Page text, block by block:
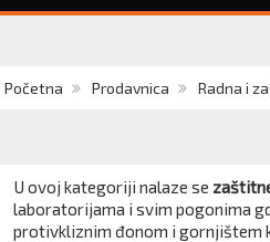
Početna Prodavnica Radna i
U ovoj kategoriji nalaze se
laboratorijama i svim pogonima
protivkliznim đonom i gornjištem